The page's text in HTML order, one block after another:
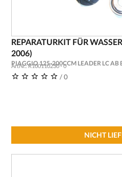
REPARATURKIT FÜR
2006)
PIAGGIO 125-200CCM LEADER LC AB
ArtNr.: R100110230 - 0
/ 0
NICHT